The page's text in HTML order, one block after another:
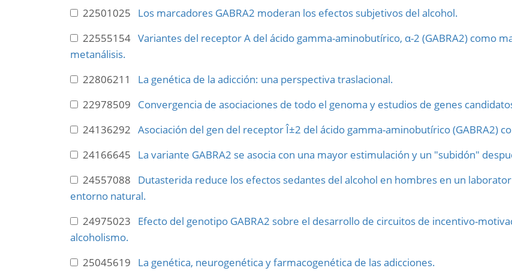
22501025 Los marcadores GABRA2 moderan los efectos subjetivos del alcohol.
22555154 Variantes del receptor A del ácido gamma-aminobutírico, α-2 (GABRA2) como
metanálisis.
22806211 La genética de la adicción: una perspectiva traslacional.
22978509 Convergencia de asociaciones de todo el genoma y estudios de genes
24136292 Asociación del gen del receptor Î±2 del ácido gamma-aminobutírico (GABRA2)
24166645 La variante GABRA2 se asocia con una mayor estimulación y un "subidón"
24557088 Dutasterida reduce los efectos sedantes del alcohol en hombres en un
entorno natural.
24975023 Efecto del genotipo GABRA2 sobre el desarrollo de circuitos de incentivo-
alcoholismo.
25045619 La genética, neurogenética y farmacogenética de las adicciones.